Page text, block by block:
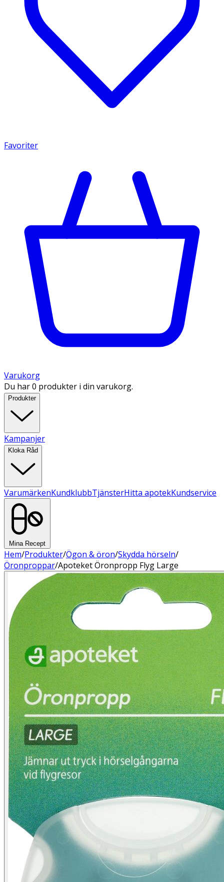
Favoriter
Varukorg
Du har 0 produkter i din varukorg.
Produkter
Kampanjer
Kloka Råd
VarumärkenKundklubbTjänsterHitta apotekKundservice
Mina Recept
Hem/Produkter/Ögon & öron/Skydda hörseln/
Öronproppar/Apoteket Öronpropp Flyg Large